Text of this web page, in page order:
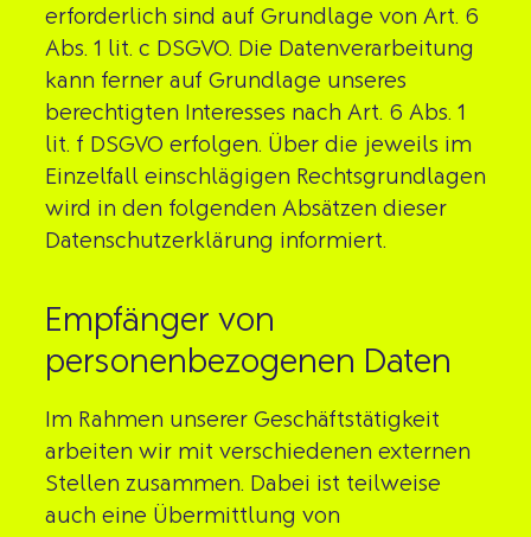
erforderlich sind auf Grundlage von Art. 6
Abs. 1 lit. c DSGVO. Die Datenverarbeitung
kann ferner auf Grundlage unseres
berechtigten Interesses nach Art. 6 Abs. 1
lit. f DSGVO erfolgen. Über die jeweils im
Einzelfall einschlägigen Rechtsgrundlagen
wird in den folgenden Absätzen dieser
Datenschutzerklärung informiert.
Empfänger von
personenbezogenen Daten
Im Rahmen unserer Geschäftstätigkeit
arbeiten wir mit verschiedenen externen
Stellen zusammen. Dabei ist teilweise
auch eine Übermittlung von